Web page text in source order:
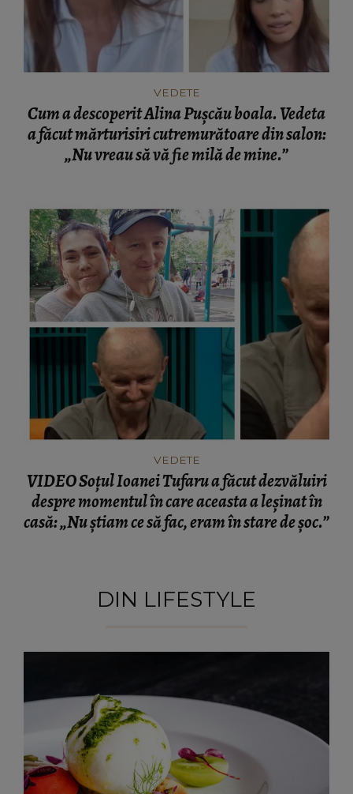
VEDETE
Cum a descoperit Alina Pușcău boala. Vedeta
a făcut mărturisiri cutremurătoare din salon:
„Nu vreau să vă fie milă de mine.”
VEDETE
VIDEO Soțul Ioanei Tufaru a făcut dezvăluiri
despre momentul în care aceasta a leșinat în
casă: „Nu știam ce să fac, eram în stare de șoc.”
DIN LIFESTYLE